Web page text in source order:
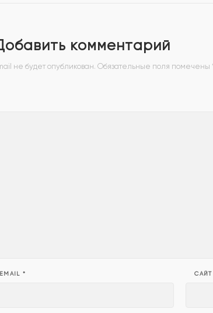
комментарий
не будет опубликован. Обязательные поля помечены
EMAIL* САЙТ